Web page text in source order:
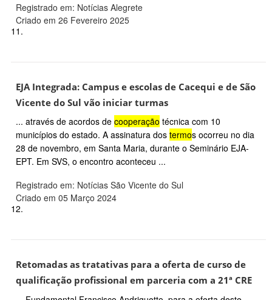
Registrado em: Notícias Alegrete
Criado em 26 Fevereiro 2025
11.
EJA Integrada: Campus e escolas de Cacequi e de São
Vicente do Sul vão iniciar turmas
... através de acordos de cooperação técnica com 10
municípios do estado. A assinatura dos termos ocorreu no dia
28 de novembro, em Santa Maria, durante o Seminário EJA-
EPT. Em SVS, o encontro aconteceu ...
Registrado em: Notícias São Vicente do Sul
Criado em 05 Março 2024
12.
Retomadas as tratativas para a oferta de curso de
qualificação profissional em parceria com a 21ª CRE